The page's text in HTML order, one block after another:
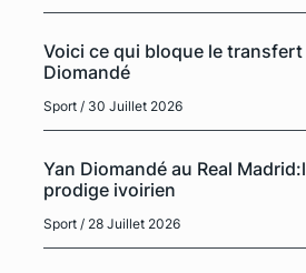
Voici ce qui bloque le transfert
Diomandé
Sport / 30 Juillet 2026
Yan Diomandé au Real
prodige ivoirien
Sport / 28 Juillet 2026